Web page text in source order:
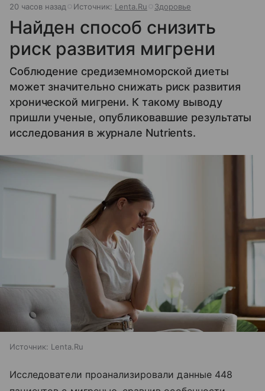
20 часов назад Источник: Lenta.Ru Здоровье
Найден способ снизить
риск развития мигрени
Соблюдение средиземноморской диеты
может значительно снижать риск развития
хронической мигрени. К такому выводу
пришли ученые, опубликовавшие результаты
исследования в журнале Nutrients.
Источник: Lenta.Ru
Исследователи проанализировали данные 448